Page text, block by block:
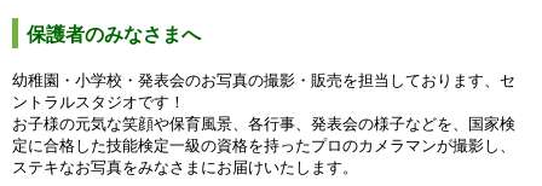
保護者のみなさまへ
幼稚園・小学校・発表会のお写真の撮影・販売を担当しております、セ
ントラルスタジオです！
お子様の元気な笑顔や保育風景、各行事、発表会の様子などを、国家検
定に合格した技能検定一級の資格を持ったプロのカメラマンが撮影し、
ステキなお写真をみなさまにお届けいたします。